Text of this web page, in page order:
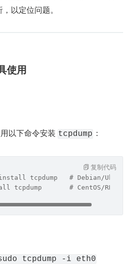
以定位问题。
使用
以下命令安装 tcpdump ：
tcpdump   # Debian/Ubuntu
tcpdump       # CentOS/RHEL
复制代码
tcpdump -i eth0